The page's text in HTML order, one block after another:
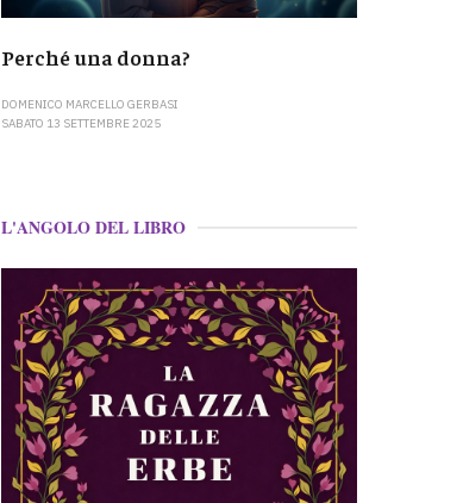
Perché una donna?
DOMENICO MARCELLO GERBASI
SABATO 13 SETTEMBRE 2025
L'ANGOLO DEL LIBRO